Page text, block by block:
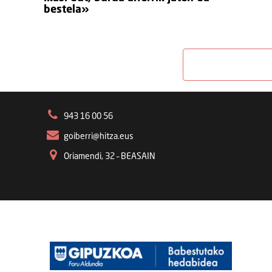
bestela»
943 16 00 56
goiberri@hitza.eus
Oriamendi, 32 – BEASAIN